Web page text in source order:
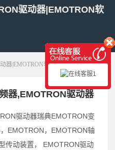
驱动器|EMOTRON软
展开菜单
器|EMOTRON软驱动器
器,EMOTRON驱动器
驱动器瑞典EMOTRON变
EMOTRON，EMOTRON轴
传动装置， EMOTRON驱动